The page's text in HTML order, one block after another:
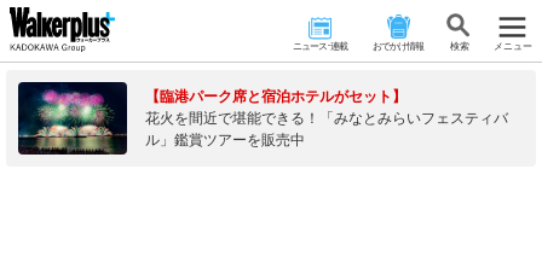
ニュース･連載 おでかけ情報 検 索 メニュー
【臨港パーク席と宿泊ホテルがセット】
花火を間近で堪能できる！「みなとみらいフェスティバ
ル」鑑賞ツアーを販売中